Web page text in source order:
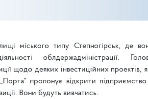
міського типу Степногірськ, де
облдержадміністрації.
щодо деяких інвестиційних проектів,
пропонує відкрити
Вони будуть вивчатись.